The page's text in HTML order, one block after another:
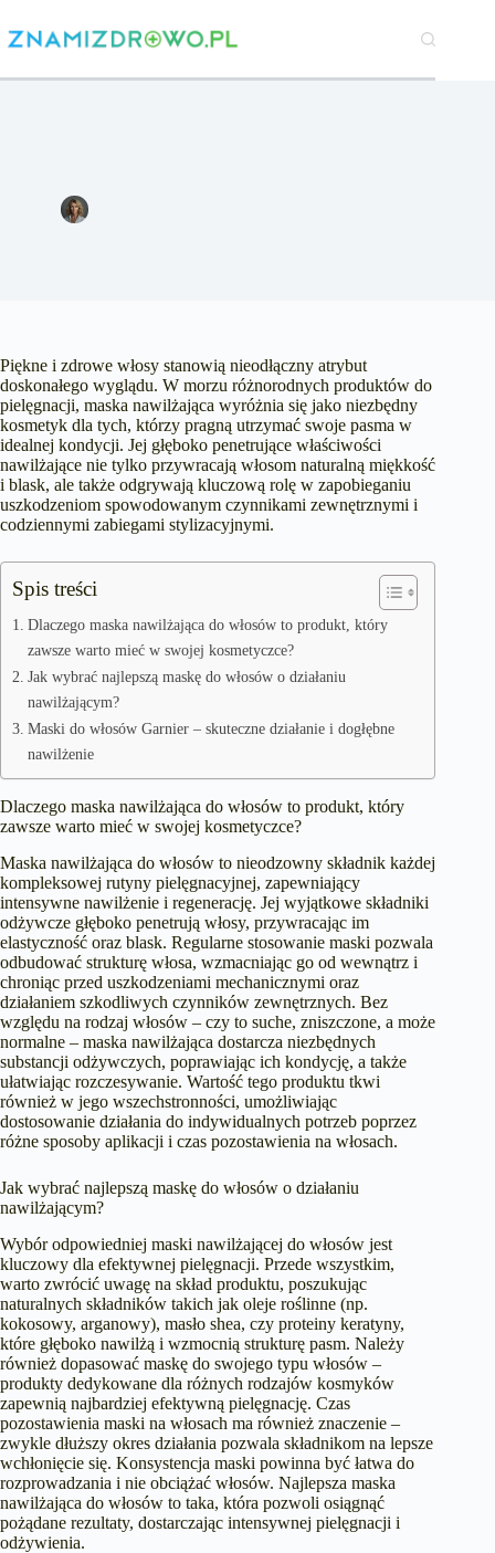
do
treści
Piękne i zdrowe włosy stanowią nieodłączny atrybut
doskonałego wyglądu. W morzu różnorodnych produktów do
pielęgnacji, maska nawilżająca wyróżnia się jako niezbędny
kosmetyk dla tych, którzy pragną utrzymać swoje pasma w
idealnej kondycji. Jej głęboko penetrujące właściwości
nawilżające nie tylko przywracają włosom naturalną miękkość
i blask, ale także odgrywają kluczową rolę w zapobieganiu
uszkodzeniom spowodowanym czynnikami zewnętrznymi i
codziennymi zabiegami stylizacyjnymi.
Spis treści
Dlaczego maska nawilżająca do włosów to produkt, który
zawsze warto mieć w swojej kosmetyczce?
Jak wybrać najlepszą maskę do włosów o działaniu
nawilżającym?
Maski do włosów Garnier – skuteczne działanie i dogłębne
nawilżenie
Dlaczego maska nawilżająca do włosów to produkt, który
zawsze warto mieć w swojej kosmetyczce?
Maska nawilżająca do włosów to nieodzowny składnik każdej
kompleksowej rutyny pielęgnacyjnej, zapewniający
intensywne nawilżenie i regenerację. Jej wyjątkowe składniki
odżywcze głęboko penetrują włosy, przywracając im
elastyczność oraz blask. Regularne stosowanie maski pozwala
odbudować strukturę włosa, wzmacniając go od wewnątrz i
chroniąc przed uszkodzeniami mechanicznymi oraz
działaniem szkodliwych czynników zewnętrznych. Bez
względu na rodzaj włosów – czy to suche, zniszczone, a może
normalne – maska nawilżająca dostarcza niezbędnych
substancji odżywczych, poprawiając ich kondycję, a także
ułatwiając rozczesywanie. Wartość tego produktu tkwi
również w jego wszechstronności, umożliwiając
dostosowanie działania do indywidualnych potrzeb poprzez
różne sposoby aplikacji i czas pozostawienia na włosach.
Jak wybrać najlepszą maskę do włosów o działaniu
nawilżającym?
Wybór odpowiedniej maski nawilżającej do włosów jest
kluczowy dla efektywnej pielęgnacji. Przede wszystkim,
warto zwrócić uwagę na skład produktu, poszukując
naturalnych składników takich jak oleje roślinne (np.
kokosowy, arganowy), masło shea, czy proteiny keratyny,
które głęboko nawilżą i wzmocnią strukturę pasm. Należy
również dopasować maskę do swojego typu włosów –
produkty dedykowane dla różnych rodzajów kosmyków
zapewnią najbardziej efektywną pielęgnację. Czas
pozostawienia maski na włosach ma również znaczenie –
zwykle dłuższy okres działania pozwala składnikom na lepsze
wchłonięcie się. Konsystencja maski powinna być łatwa do
rozprowadzania i nie obciążać włosów. Najlepsza maska
nawilżająca do włosów to taka, która pozwoli osiągnąć
pożądane rezultaty, dostarczając intensywnej pielęgnacji i
odżywienia.